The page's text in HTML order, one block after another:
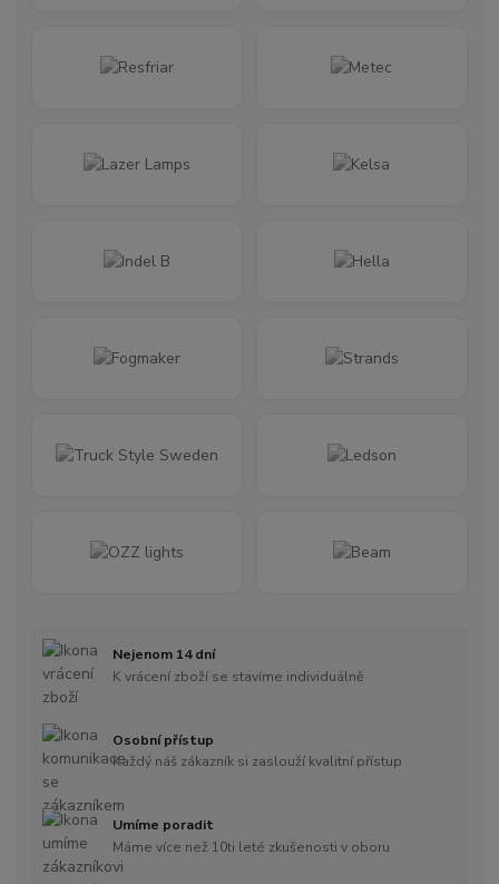
Nejenom 14 dní
K vrácení zboží se stavíme individuálně
Osobní přístup
Každý náš zákazník si zaslouží kvalitní přístup
Umíme poradit
Máme více než 10ti leté zkušenosti v oboru